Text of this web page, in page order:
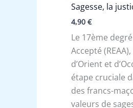
Sagesse, la
4,90€
Le 17ème
Accepté
d’Orient et
étape cruciale
des francs-
valeurs de